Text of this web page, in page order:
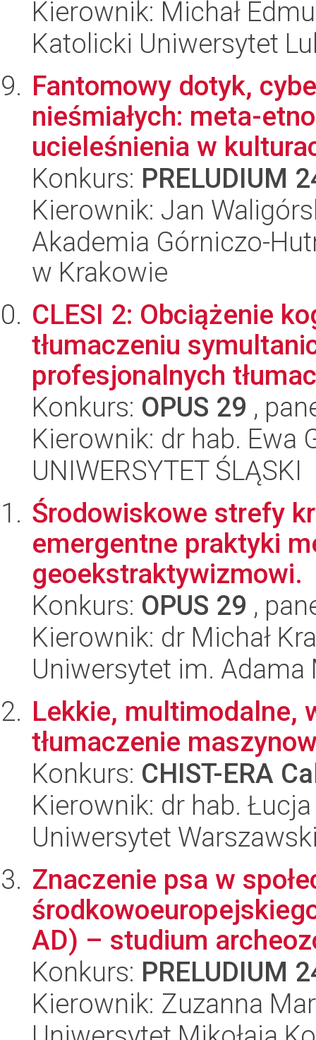
Kierownik: Michał
Katolicki Uniwersytet
Fantomowy dotyk,
nieśmiałych: meta-
ucieleśnienia w
Konkurs: PRELUDIUM
Kierownik: Jan
Akademia Górniczo-
w Krakowie
CLESI 2: Obciążenie
tłumaczeniu
profesjonalnych
Konkurs: OPUS 29 ,
Kierownik: dr hab. Ewa
UNIWERSYTET ŚLĄSKI
Środowiskowe strefy
emergentne praktyki
geoekstraktywizmowi.
Konkurs: OPUS 29 ,
Kierownik: dr Michał
Uniwersytet im.
Lekkie, multimodalne,
tłumaczenie
Konkurs: CHIST-ERA
Kierownik: dr hab.
Uniwersytet
Znaczenie psa w
AD) – studium
Konkurs: PRELUDIUM
Kierownik: Zuzanna